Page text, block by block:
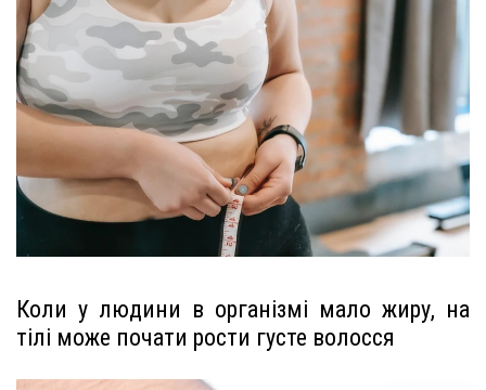
Коли у людини в організмі мало жиру, на
тілі може почати рости густе волосся